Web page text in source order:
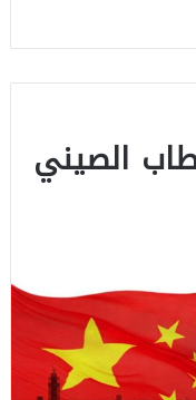
الصيني